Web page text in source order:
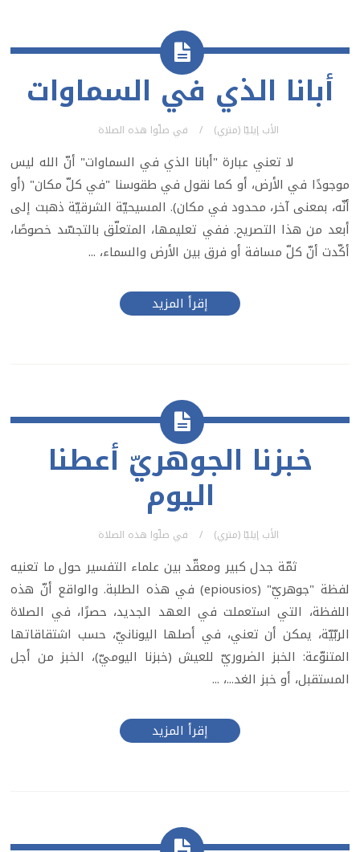
أبانا الذي في السماوات
الأب إيليّا (متري) في صلّوا هذه الصلاة
لا تعني عبارة "أبانا الذي في السماوات" أنّ الله ليس
موجودًا في الأرض، أو كما نقول في طقوسنا "في كلّ مكان" (أو
أنّه، بمعنى آخر، محدود في مكان). المسيحيّة الشرقيّة ذهبت إلى
أبعد من هذا التصريح. ففي تعليمها، المتعلّق بالتجسّد خصوصًا،
أكّدت أنّ كلّ مسافة أو فرق بين الأرض والسماء، ...
إقرأ المزيد
خبزنا الجوهريّ أعطنا
اليوم
الأب إيليّا (متري) في صلّوا هذه الصلاة
ثمّة جدل كبير ومعقّد بين علماء التفسير حول ما تعنيه
لفظة "جوهريّ" (epiousios) في هذه الطلبة. والواقع أنّ هذه
اللفظة، التي استعملت في العهد الجديد، حصرًا، في الصلاة
الربّيّة، يمكن أن تعني، في أصلها اليونانيّ، حسب اشتقاقاتها
المتنوّعة: الخبز الضروريّ للعيش (خبزنا اليوميّ)، الخبز من أجل
المستقبل، أو خبز الغد...، ...
إقرأ المزيد